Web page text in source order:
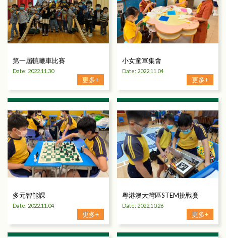
第一屆轆轆車比賽
Date: 2022.11.30
更多+
小女童軍集會
Date: 2022.11.04
更多+
多元智能課
Date: 2022.11.04
更多+
粵港澳大灣區STEM挑戰賽
Date: 2022.10.26
更多+